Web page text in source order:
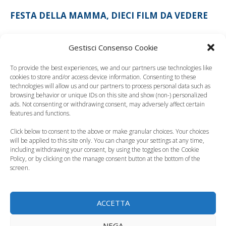
Gestisci Consenso Cookie
To provide the best experiences, we and our partners use technologies like
cookies to store and/or access device information. Consenting to these
technologies will allow us and our partners to process personal data such as
browsing behavior or unique IDs on this site and show (non-) personalized
ads. Not consenting or withdrawing consent, may adversely affect certain
features and functions.
Click below to consent to the above or make granular choices. Your choices
will be applied to this site only. You can change your settings at any time,
including withdrawing your consent, by using the toggles on the Cookie
Policy, or by clicking on the manage consent button at the bottom of the
screen.
ACCETTA
FESTA DELLA MAMMA, DIECI FILM DA VEDERE
Leggi anche:
mamme del terzo
millennio
Ritratto delle
mamme moderne
Festa della Mamma